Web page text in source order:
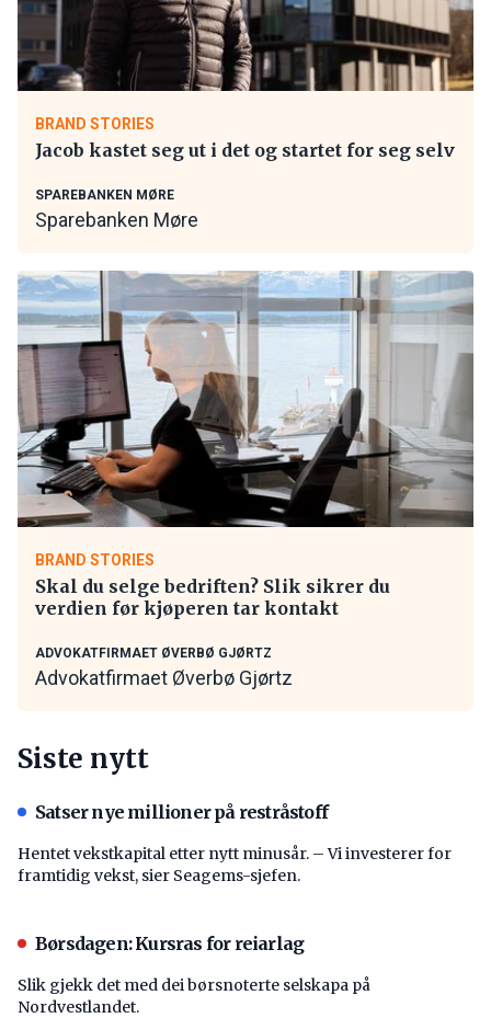
BRAND STORIES
Jacob kastet seg ut i det og startet for seg selv
SPAREBANKEN MØRE
Sparebanken Møre
BRAND STORIES
Skal du selge bedriften? Slik sikrer du
verdien før kjøperen tar kontakt
ADVOKATFIRMAET ØVERBØ GJØRTZ
Advokatfirmaet Øverbø Gjørtz
Siste nytt
Satser nye millioner på restråstoff
Hentet vekstkapital etter nytt minusår. – Vi investerer for
framtidig vekst, sier Seagems-sjefen.
Børsdagen: Kursras for reiarlag
Slik gjekk det med dei børsnoterte selskapa på
Nordvestlandet.